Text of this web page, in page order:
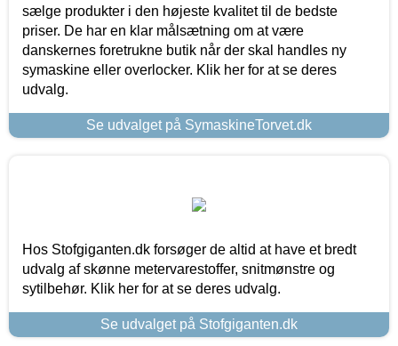
sælge produkter i den højeste kvalitet til de bedste
priser. De har en klar målsætning om at være
danskernes foretrukne butik når der skal handles ny
symaskine eller overlocker. Klik her for at se deres
udvalg.
Se udvalget på SymaskineTorvet.dk
Hos Stofgiganten.dk forsøger de altid at have et bredt
udvalg af skønne metervarestoffer, snitmønstre og
sytilbehør. Klik her for at se deres udvalg.
Se udvalget på Stofgiganten.dk